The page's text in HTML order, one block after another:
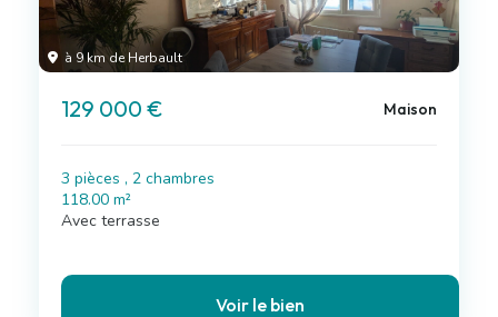
à 9 km de Herbault
129 000 € Maison
3 pièces , 2 chambres
118.00 m²
Avec terrasse
Voir le bien